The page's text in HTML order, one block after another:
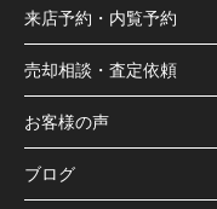
来店予約・内覧予約
売却相談・査定依頼
お客様の声
ブログ